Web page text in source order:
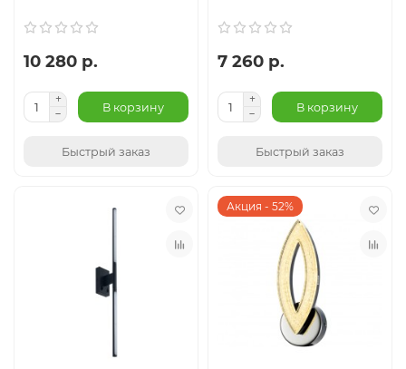
10 280 р.
В корзину
Быстрый заказ
7 260 р.
В корзину
Быстрый заказ
Акция - 52%